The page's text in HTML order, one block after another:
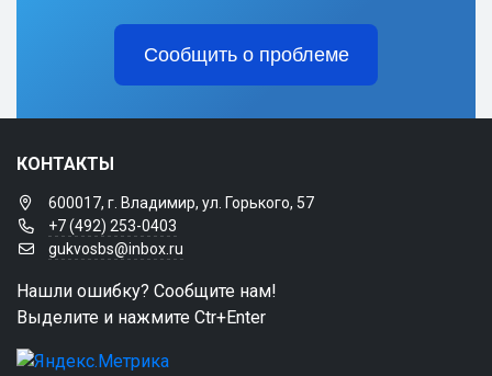
Сообщить о проблеме
КОНТАКТЫ
600017, г. Владимир, ул. Горького, 57
+7 (492) 253-0403
gukvosbs@inbox.ru
Нашли ошибку? Сообщите нам!
Выделите и нажмите Ctr+Enter